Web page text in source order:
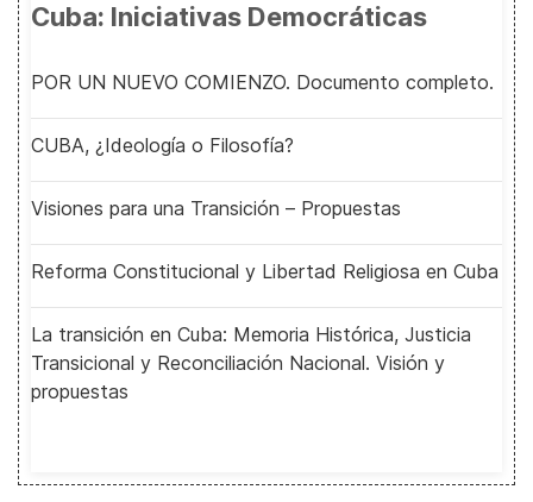
Cuba: Iniciativas Democráticas
POR UN NUEVO COMIENZO. Documento completo.
CUBA, ¿Ideología o Filosofía?
Visiones para una Transición – Propuestas
Reforma Constitucional y Libertad Religiosa en Cuba
La transición en Cuba: Memoria Histórica, Justicia
Transicional y Reconciliación Nacional. Visión y
propuestas